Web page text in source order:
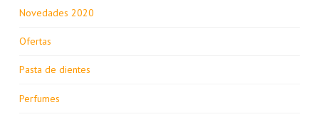
Novedades 2020
Ofertas
Pasta de dientes
Perfumes